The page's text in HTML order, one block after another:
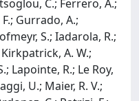
C.; Ferrero, A.;
F.; Gurrado, A.;
S.; Iadarola, R.;
A. W.;
Lapointe, R.; Le Roy,
U.; Maier, R. V.;